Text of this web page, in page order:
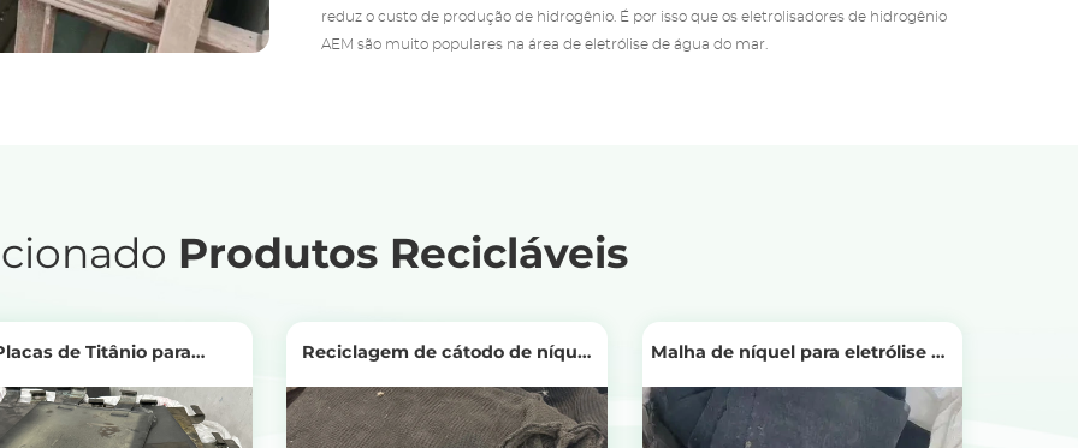
reduz o custo de produção de hidrogênio. É por isso que os eletrolisadores de hidrogênio
AEM são muito populares na área de eletrólise de água do mar.
Produtos Recicláveis
de Titânio para
de Águas Residuais
Reciclagem de cátodo de níquel
em salmoura eletrolisada
Malha de níquel para eletrólise de
água do mar